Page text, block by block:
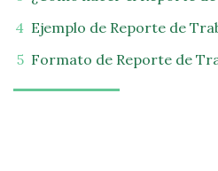
Ejemplo de Reporte de
Formato de Reporte de